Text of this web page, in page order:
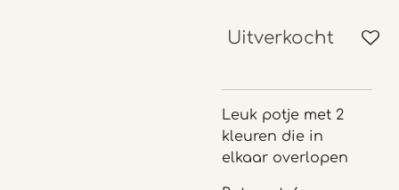
Uitverkocht
Leuk potje met 2
kleuren die in
elkaar overlopen